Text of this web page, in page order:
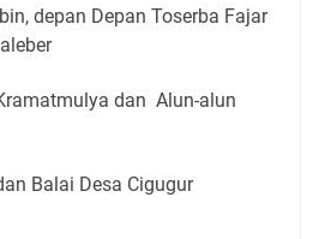
depan Depan Toserba Fajar
dan Alun-alun
Balai Desa Cigugur